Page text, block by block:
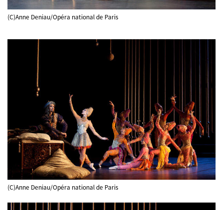
(C)Anne Deniau/Opéra national de Paris
(C)Anne Deniau/Opéra national de Paris